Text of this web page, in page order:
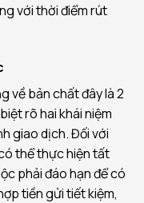
với thời điểm rút
về bản chất đây là 2
rõ hai khái niệm
giao dịch. Đối với
thể thực hiện tất
phải đáo hạn để có
tiền gửi tiết kiệm,